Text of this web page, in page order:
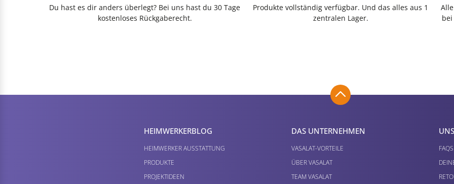
Du hast es dir anders überlegt? Bei uns hast du 30 Tage
kostenloses Rückgaberecht.
Produkte vollständig verfügbar. Und das alles aus 1
zentralen Lager.
HEIMWERKER­BLOG
HEIMWERKER AUSSTATTUNG
PRODUKTE
PROJEKTIDEEN
DAS UNTERNEHMEN
VASALAT-VORTEILE
ÜBER VASALAT
TEAM VASALAT
FAQS